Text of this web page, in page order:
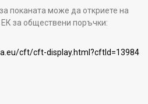
поканата може да откриете на
за обществени поръчки:
cft/cft-display.html?cftId=13984